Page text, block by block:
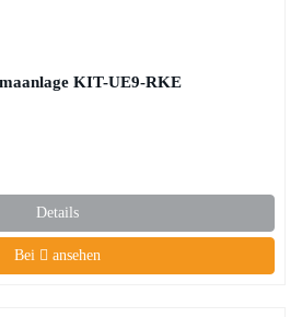
KIT-UE9-RKE
Details
Bei ansehen